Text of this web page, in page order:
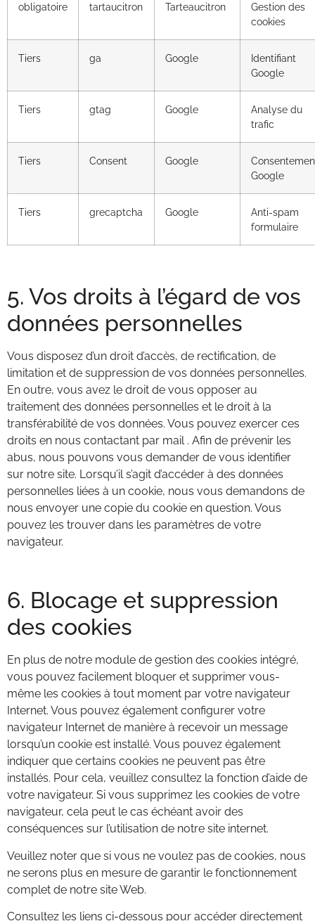
obligatoire tartaucitron Tarteaucitron
Gestion des
cookies
Tiers ga Google
Identifiant
Google
Tiers gtag Google
Analyse du
trafic
Tiers Consent Google
Google
Tiers grecaptcha Google
Anti-spam
formulaire
5. Vos droits à l’égard de vos
données personnelles
Vous disposez d’un droit d’accès, de rectification, de
limitation et de suppression de vos données personnelles.
En outre, vous avez le droit de vous opposer au
traitement des données personnelles et le droit à la
transférabilité de vos données. Vous pouvez exercer ces
droits en nous contactant par mail . Afin de prévenir les
abus, nous pouvons vous demander de vous identifier
sur notre site. Lorsqu’il s’agit d’accéder à des données
personnelles liées à un cookie, nous vous demandons de
nous envoyer une copie du cookie en question. Vous
pouvez les trouver dans les paramètres de votre
navigateur.
6. Blocage et suppression
des cookies
En plus de notre module de gestion des cookies intégré,
vous pouvez facilement bloquer et supprimer vous-
même les cookies à tout moment par votre navigateur
Internet. Vous pouvez également configurer votre
navigateur Internet de manière à recevoir un message
lorsqu’un cookie est installé. Vous pouvez également
indiquer que certains cookies ne peuvent pas être
installés. Pour cela, veuillez consultez la fonction d’aide de
votre navigateur. Si vous supprimez les cookies de votre
navigateur, cela peut le cas échéant avoir des
conséquences sur l’utilisation de notre site internet.
Veuillez noter que si vous ne voulez pas de cookies, nous
ne serons plus en mesure de garantir le fonctionnement
complet de notre site Web.
Consultez les liens ci-dessous pour accéder directement